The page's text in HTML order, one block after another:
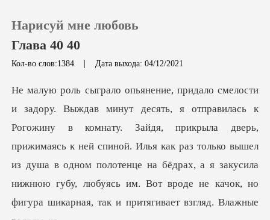
0
Нарисуй мне любовь
Глава 40 40
Кол-во слов:1384 | Дата выхода: 04/12/2021
Зайдя, прикрыла дверь,
прижимаясь к ней спиной. Илья как раз только вышел
из душа в одном полотенце на бёдрах, а я